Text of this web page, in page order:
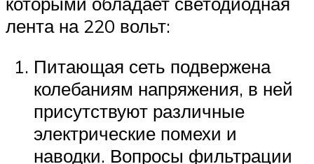
лента на 220 вольт:
Питающая сеть подвержена
колебаниям напряжения, в ней
присутствуют различные
электрические помехи и
наводки. Вопросы фильтрации